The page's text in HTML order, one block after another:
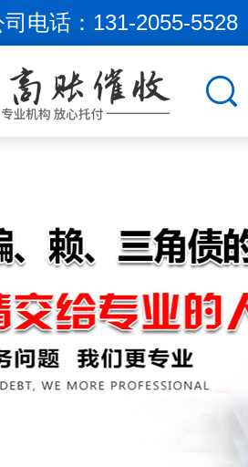
电话： 131-2055-5528